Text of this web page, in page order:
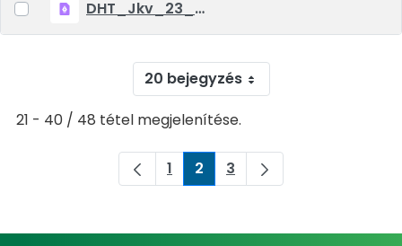
DHT_Jkv_23_04_12.pdf
20 bejegyzés
21 - 40 / 48 tétel megjelenítése.
Oldal
1 Oldal
2 Oldal
3